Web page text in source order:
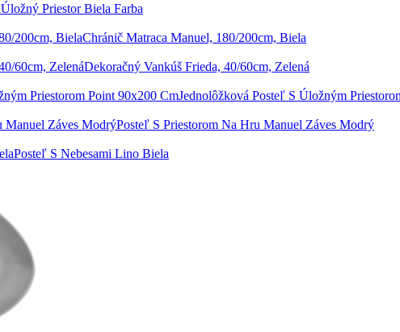
Úložný Priestor Biela Farba
Chránič Matraca Manuel, 180/200cm, Biela
Dekoračný Vankúš Frieda, 40/60cm, Zelená
Jednolôžková Posteľ S Úložným
Posteľ S Priestorom Na Hru Manuel Záves Modrý
Posteľ S Nebesami Lino Biela